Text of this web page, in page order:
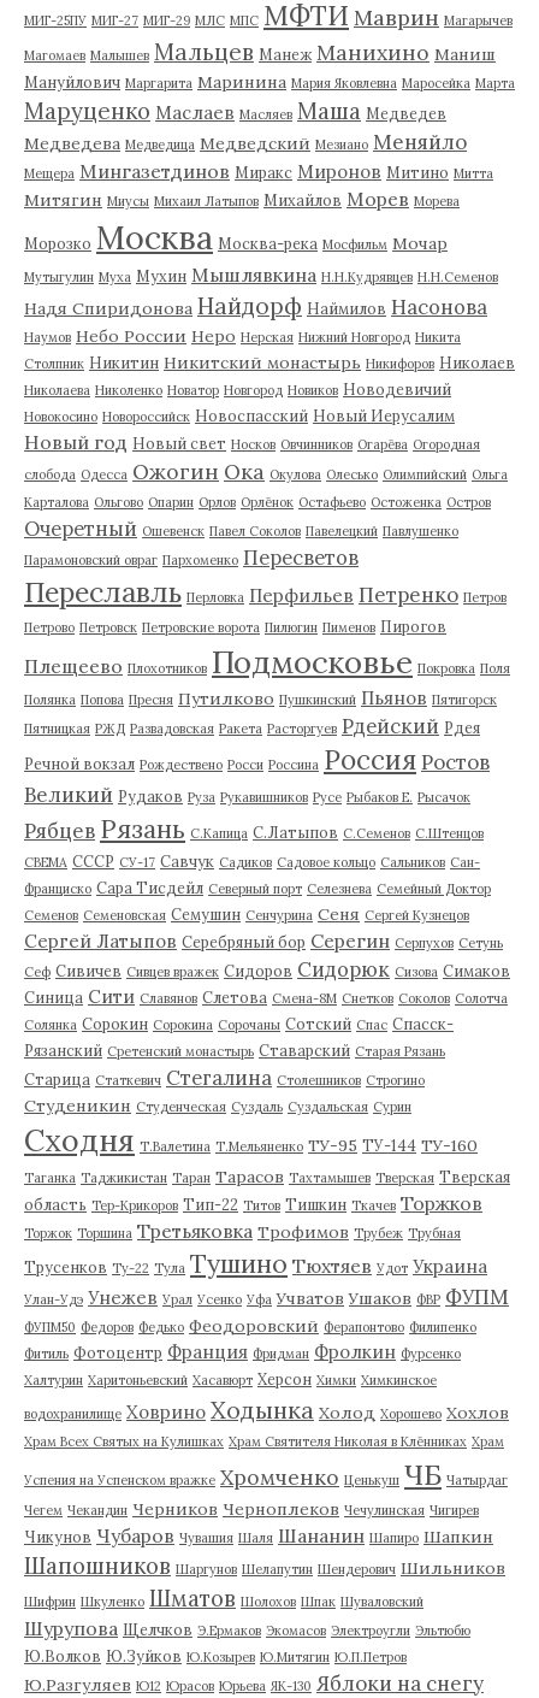
МИГ-25ПУ МИГ-27 МИГ-29 МЛС МПС МФТИ Маврин Магарычев
Магомаев Малышев Мальцев Манеж Манихино Маниш
Мануйлович Маргарита Маринина Мария Яковлевна Маросейка Марта
Маруценко Маслаев Масляев Маша Медведев
Медведева Медведица Медведский Мезиано Меняйло
Мещера Мингазетдинов Миракс Миронов Митино Митта
Митягин Миусы Михаил Латыпов Михайлов Морев Морева
Морозко Москва Москва-река Мосфильм Мочар
Мутыгулин Муха Мухин Мышлявкина Н.Н.Кудрявцев Н.Н.Семенов
Надя Спиридонова Найдорф Наймилов Насонова
Наумов Небо России Неро Нерская Нижний Новгород Никита
Столпник Никитин Никитский монастырь Никифоров Николаев
Николаева Николенко Новатор Новгород Новиков Новодевичий
Новокосино Новороссийск Новоспасский Новый Иерусалим
Новый год Новый свет Носков Овчинников Огарёва Огородная
слобода Одесса Ожогин Ока Окулова Олесько Олимпийский Ольга
Карталова Ольгово Опарин Орлов Орлёнок Остафьево Остоженка Остров
Очеретный Ошевенск Павел Соколов Павелецкий Павлушенко
Парамоновский овраг Пархоменко Пересветов
Переславль Перловка Перфильев Петренко Петров
Петрово Петровск Петровские ворота Пилюгин Пименов Пирогов
Плещеево Плохотников Подмосковье Покровка Поля
Полянка Попова Пресня Путилково Пушкинский Пьянов Пятигорск
Пятницкая РЖД Развадовская Ракета Расторгуев Рдейский Рдея
Речной вокзал Рождествено Росси Россина Россия Ростов
Великий Рудаков Руза Рукавишников Русе Рыбаков Е. Рысачок
Рябцев Рязань С.Капица С.Латыпов С.Семенов С.Штенцов
СВЕМА СССР СУ-17 Савчук Садиков Садовое кольцо Сальников Сан-
Франциско Сара Тисдейл Северный порт Селезнева Семейный Доктор
Семенов Семеновская Семушин Сенчурина Сеня Сергей Кузнецов
Сергей Латыпов Серебряный бор Серегин Серпухов Сетунь
Сеф Сивичев Сивцев вражек Сидоров Сидорюк Сизова Симаков
Синица Сити Славянов Слетова Смена-8М Снетков Соколов Солотча
Солянка Сорокин Сорокина Сорочаны Сотский Спас Спасск-
Рязанский Сретенский монастырь Ставарский Старая Рязань
Старица Статкевич Стегалина Столешников Строгино
Студеникин Студенческая Суздаль Суздальская Сурин
Сходня Т.Валетина Т.Мельяненко ТУ-95 ТУ-144 ТУ-160
Таганка Таджикистан Таран Тарасов Тахтамышев Тверская Тверская
область Тер-Крикоров Тип-22 Титов Тишкин Ткачев Торжков
Торжок Торшина Третьяковка Трофимов Трубеж Трубная
Трусенков Ту-22 Тула Тушино Тюхтяев Удот Украина
Улан-Удэ Унежев Урал Усенко Уфа Учватов Ушаков ФВР ФУПМ
ФУПМ50 Федоров Федько Феодоровский Ферапонтово Филипенко
Фитиль Фотоцентр Франция Фридман Фролкин Фурсенко
Халтурин Харитоньевский Хасавюрт Херсон Химки Химкинское
водохранилище Ховрино Ходынка Холод Хорошево Хохлов
Храм Всех Святых на Кулишках Храм Святителя Николая в Клённиках Храм
Успения на Успенском вражке Хромченко Ценькуш ЧБ Чатырдаг
Чегем Чекандин Черников Черноплеков Чечулинская Чигирев
Чикунов Чубаров Чувашия Шаля Шананин Шапиро Шапкин
Шапошников Шаргунов Шелапутин Шендерович Шильников
Шифрин Шкуленко Шматов Шолохов Шпак Шуваловский
Шурупова Щелчков Э.Ермаков Экомасов Электроугли Эльтюбю
Ю.Волков Ю.Зуйков Ю.Козырев Ю.Митягин Ю.П.Петров
Ю.Разгуляев Ю12 Юрасов Юрьева ЯК-130 Яблоки на снегу